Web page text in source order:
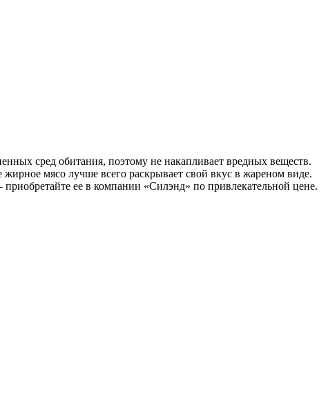
сред обитания, поэтому не накапливает вредных веществ.
мясо лучше всего раскрывает свой вкус в жареном виде.
ее в компании «Силэнд» по привлекательной цене.